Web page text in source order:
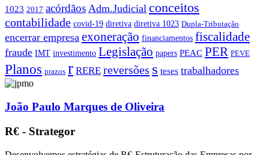
1023 2017 acórdãos Adm.Judicial conceitos
contabilidade covid-19 diretiva diretiva 1023 Dupla-Tributação
encerrar empresa exoneração financiamentos fiscalidade
fraude IMT investimento Legislação papers PEAC PER PEVE
Planos prazos r RERE reversões s teses trabalhadores
João Paulo Marques de Oliveira
R€ - Strategor